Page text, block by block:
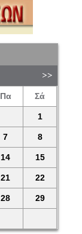
Πα Σά
1
7 8
14 15
21 22
28 29